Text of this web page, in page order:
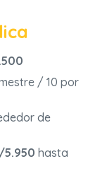
/ 10 por
de
5.950 hasta